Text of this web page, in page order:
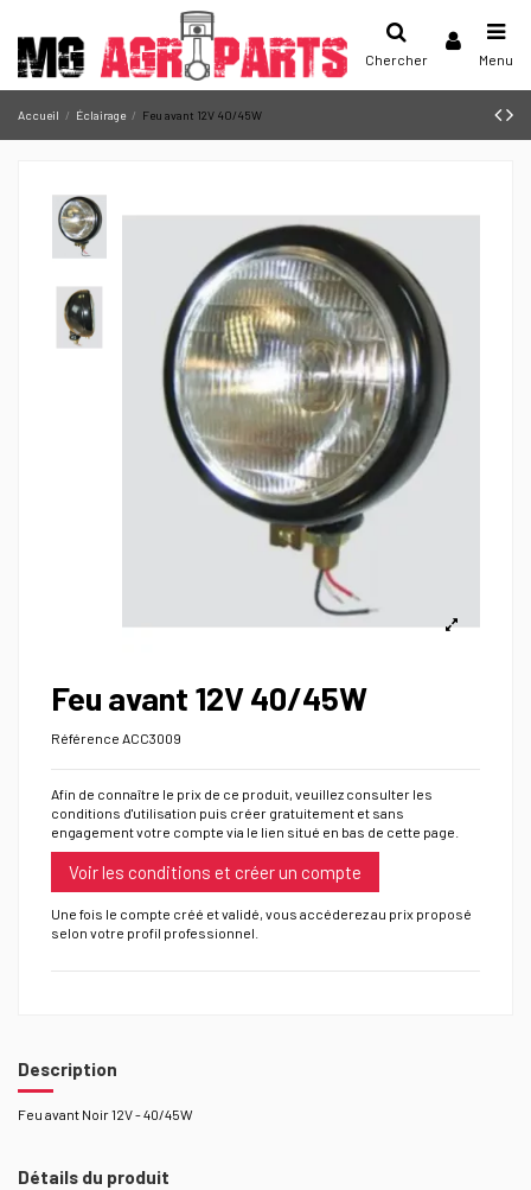
Chercher Menu
Accueil Éclairage Feu avant 12V 40/45W
Feu avant 12V 40/45W
Référence ACC3009
Afin de connaître le prix de ce produit, veuillez consulter les
conditions d'utilisation puis créer gratuitement et sans
engagement votre compte via le lien situé en bas de cette page.
Voir les conditions et créer un compte
Une fois le compte créé et validé, vous accéderez au prix proposé
selon votre profil professionnel.
Description
Feu avant Noir 12V - 40/45W
Détails du produit